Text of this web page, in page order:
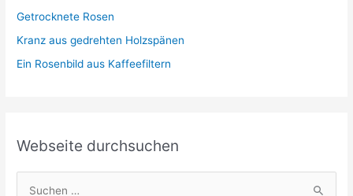
Getrocknete Rosen
Kranz aus gedrehten Holzspänen
Ein Rosenbild aus Kaffeefiltern
Webseite durchsuchen